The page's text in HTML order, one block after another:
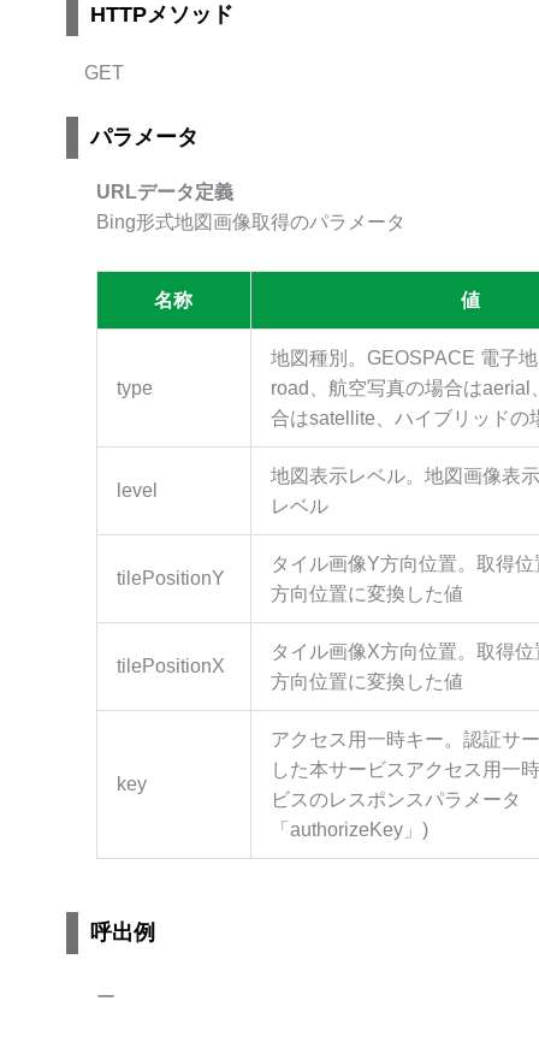
HTTPメソッド
GET
パラメータ
URLデータ定義
Bing形式地図画像取得のパラメータ
名称 値
type
地図種別。GEOSPACE 電子
road、航空写真の場合はaerial
合はsatellite、ハイブリッドの
level
地図表示レベル。地図画像表
レベル
tilePositionY
タイル画像Y方向位置。取得
方向位置に変換した値
tilePositionX
タイル画像X方向位置。取得
方向位置に変換した値
key
アクセス用一時キー。認証サ
した本サービスアクセス用一
ビスのレスポンスパラメータ
「authorizeKey」)
呼出例
ー